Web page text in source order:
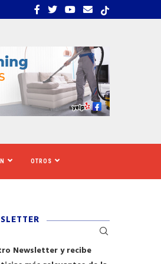
LOS SOLICITANTES DE
OTROS
Newsletter y recibe